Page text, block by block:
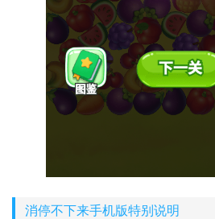
消停不下来手机版特别说明